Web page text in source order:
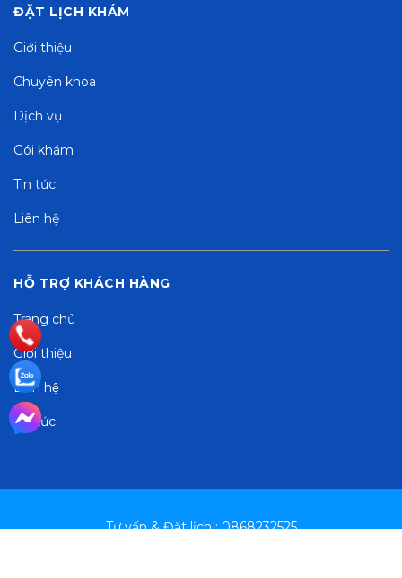
ĐẶT LỊCH KHÁM
Giới thiệu
Chuyên khoa
Dịch vụ
Gói khám
Tin tức
Liên hệ
HỖ TRỢ KHÁCH HÀNG
Trang chủ
Giới thiệu
Liên hệ
Tin tức
Tư vấn & Đặt lịch : 0868232525